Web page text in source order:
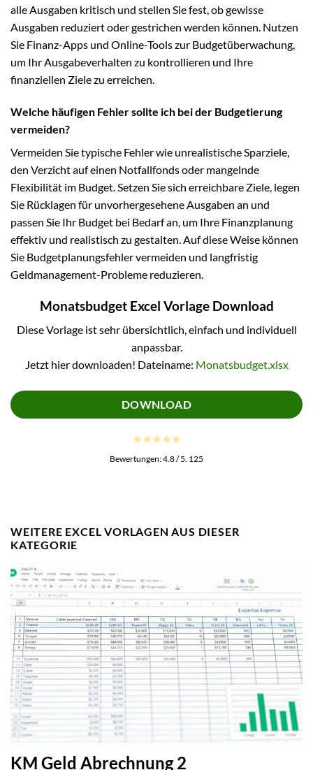
alle Ausgaben kritisch und stellen Sie fest, ob gewisse
Ausgaben reduziert oder gestrichen werden können. Nutzen
Sie Finanz-Apps und Online-Tools zur Budgetüberwachung,
um Ihr Ausgabeverhalten zu kontrollieren und Ihre
finanziellen Ziele zu erreichen.
Welche häufigen Fehler sollte ich bei der Budgetierung
vermeiden?
Vermeiden Sie typische Fehler wie unrealistische Sparziele,
den Verzicht auf einen Notfallfonds oder mangelnde
Flexibilität im Budget. Setzen Sie sich erreichbare Ziele, legen
Sie Rücklagen für unvorhergesehene Ausgaben an und
passen Sie Ihr Budget bei Bedarf an, um Ihre Finanzplanung
effektiv und realistisch zu gestalten. Auf diese Weise können
Sie Budgetplanungsfehler vermeiden und langfristig
Geldmanagement-Probleme reduzieren.
Monatsbudget Excel Vorlage Download
Diese Vorlage ist sehr übersichtlich, einfach und individuell
anpassbar.
Jetzt hier downloaden! Dateiname: Monatsbudget.xlsx
DOWNLOAD
Bewertungen:4.8/ 5. 125
WEITERE EXCEL VORLAGEN AUS DIESER
KATEGORIE
KM Geld Abrechnung 2